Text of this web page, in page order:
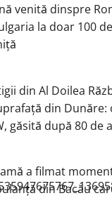
venită dinspre
la doar 100
din Al Doilea
din Dunăre:
găsită după 80 de
a filmat
din Bacău